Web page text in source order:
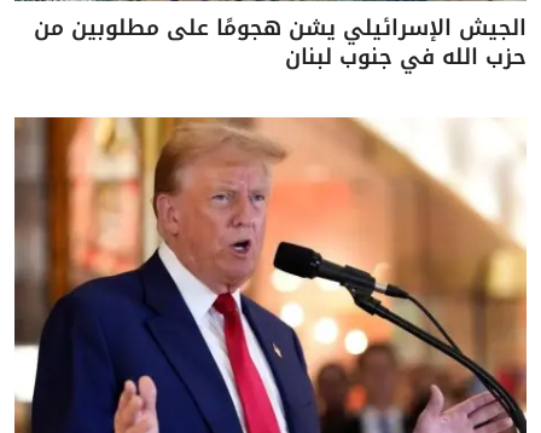
الجيش الإسرائيلي يشن هجومًا على مطلوبين من
حزب الله في جنوب لبنان